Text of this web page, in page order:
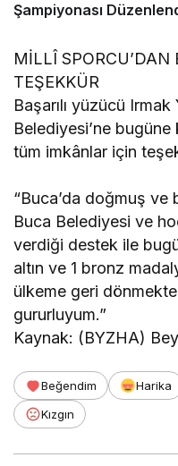
Şampiyonası
MİLLÎ SPORCU’DAN
TEŞEKKÜR
Başarılı yüzücü
Belediyesi’ne
tüm imkânlar için
“Buca’da doğmuş
Buca Belediyesi ve
verdiği destek ile
altın ve 1 bronz
ülkeme geri
gururluyum.”
Kaynak: (BYZHA)
Beğendim Harika
Kızgın